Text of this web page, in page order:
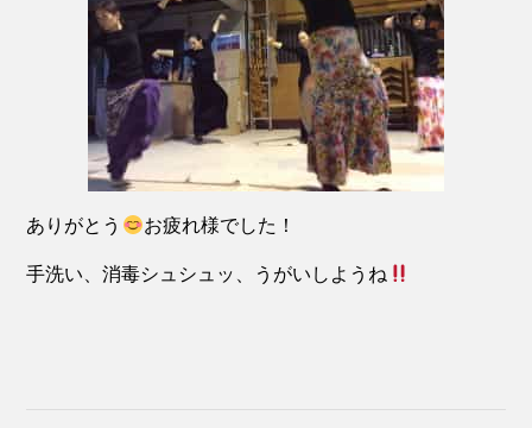
ありがとう お疲れ様でした！
手洗い、消毒シュシュッ、うがいしようね